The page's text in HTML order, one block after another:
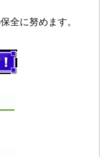
全に努めます。